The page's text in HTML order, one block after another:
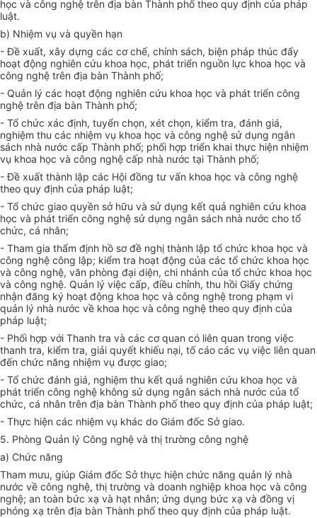
học và công nghệ trên địa bàn Thành phố theo quy định của pháp
luật.
b) Nhiệm vụ và quyền hạn
- Đề xuất, xây dựng các cơ chế, chính sách, biện pháp thúc đẩy
hoạt động nghiên cứu khoa học, phát triển nguồn lực khoa học và
công nghệ trên địa bàn Thành phố;
- Quản lý các hoạt động nghiên cứu khoa học và phát triển công
nghệ trên địa bàn Thành phố;
- Tổ chức xác định, tuyển chọn, xét chọn, kiểm tra, đánh giá,
nghiệm thu các nhiệm vụ khoa học và công nghệ sử dụng ngân
sách nhà nước cấp Thành phố; phối hợp triển khai thực hiện nhiệm
vụ khoa học và công nghệ cấp nhà nước tại Thành phố;
- Đề xuất thành lập các Hội đồng tư vấn khoa học và công nghệ
theo quy định của pháp luật;
- Tổ chức giao quyền sở hữu và sử dụng kết quả nghiên cứu khoa
học và phát triển công nghệ sử dụng ngân sách nhà nước cho tổ
chức, cá nhân;
- Tham gia thẩm định hồ sơ đề nghị thành lập tổ chức khoa học và
công nghệ công lập; kiểm tra hoạt động của các tổ chức khoa học
và công nghệ, văn phòng đại diện, chi nhánh của tổ chức khoa học
và công nghệ. Quản lý việc cấp, điều chỉnh, thu hồi Giấy chứng
nhận đăng ký hoạt động khoa học và công nghệ trong phạm vi
quản lý nhà nước về khoa học và công nghệ theo quy định của
pháp luật;
- Phối hợp với Thanh tra và các cơ quan có liên quan trong việc
thanh tra, kiểm tra, giải quyết khiếu nại, tố cáo các vụ việc liên quan
đến chức năng nhiệm vụ được giao;
- Tổ chức đánh giá, nghiệm thu kết quả nghiên cứu khoa học và
phát triển công nghệ không sử dụng ngân sách nhà nước của tổ
chức, cá nhân trên địa bàn Thành phố theo quy định của pháp luật;
- Thực hiện các nhiệm vụ khác do Giám đốc Sở giao.
5. Phòng Quản lý Công nghệ và thị trường công nghệ
a) Chức năng
Tham mưu, giúp Giám đốc Sở thực hiện chức năng quản lý nhà
nước về công nghệ, thị trường và doanh nghiệp khoa học và công
nghệ; an toàn bức xạ và hạt nhân; ứng dụng bức xạ và đồng vị
phóng xạ trên địa bàn Thành phố theo quy định của pháp luật.